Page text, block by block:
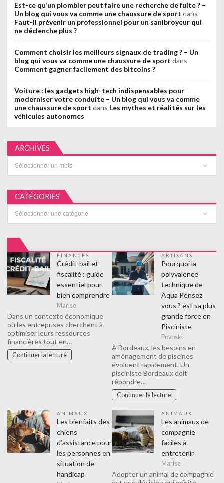
Est-ce qu’un plombier peut faire une recherche de fuite ? –
Un blog qui vous va comme une chaussure de sport dans
Faut-il prévenir un professionnel pour un sanibroyeur qui
ne déclenche plus ?
Comment choisir les meilleurs signaux de trading ? – Un
blog qui vous va comme une chaussure de sport dans
Comment gagner facilement des bitcoins ?
Voiture : les gadgets high-tech indispensables pour
moderniser votre conduite – Un blog qui vous va comme
une chaussure de sport dans Les mythes et réalités sur les
véhicules autonomes
ARCHIVES
CATÉGORIES
FINANCES
Crédit-bail et
fiscalité : guide
essentiel pour
bien comprendre
Marise
Dans un contexte économique
où les entreprises cherchent à
optimiser leurs ressources
financières tout en…
Continuer la lecture
ARTISANS
Pourquoi la
polyvalence
technique de
Aqua Pensez
vous ? est sa plus
grande force en
Pisciniste
Povoski
À Bordeaux, les besoins en
aménagement de piscines
évoluent rapidement. Un
pisciniste Bordeaux doit
répondre…
Continuer la lecture
ANIMAUX
Les bienfaits des
chiens
d’assistance pour
les personnes en
situation de
handicap
ANIMAUX
Les animaux de
compagnie
faciles à
entretenir
Marise
Adopter un animal de compagnie